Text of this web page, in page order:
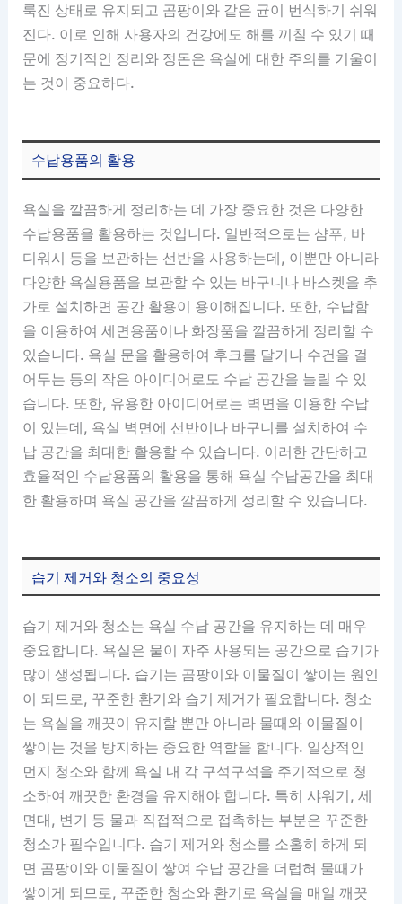
룩진 상태로 유지되고 곰팡이와 같은 균이 번식하기 쉬워
진다. 이로 인해 사용자의 건강에도 해를 끼칠 수 있기 때
문에 정기적인 정리와 정돈은 욕실에 대한 주의를 기울이
는 것이 중요하다.
수납용품의 활용
욕실을 깔끔하게 정리하는 데 가장 중요한 것은 다양한
수납용품을 활용하는 것입니다. 일반적으로는 샴푸, 바
디워시 등을 보관하는 선반을 사용하는데, 이뿐만 아니라
다양한 욕실용품을 보관할 수 있는 바구니나 바스켓을 추
가로 설치하면 공간 활용이 용이해집니다. 또한, 수납함
을 이용하여 세면용품이나 화장품을 깔끔하게 정리할 수
있습니다. 욕실 문을 활용하여 후크를 달거나 수건을 걸
어두는 등의 작은 아이디어로도 수납 공간을 늘릴 수 있
습니다. 또한, 유용한 아이디어로는 벽면을 이용한 수납
이 있는데, 욕실 벽면에 선반이나 바구니를 설치하여 수
납 공간을 최대한 활용할 수 있습니다. 이러한 간단하고
효율적인 수납용품의 활용을 통해 욕실 수납공간을 최대
한 활용하며 욕실 공간을 깔끔하게 정리할 수 있습니다.
습기 제거와 청소의 중요성
습기 제거와 청소는 욕실 수납 공간을 유지하는 데 매우
중요합니다. 욕실은 물이 자주 사용되는 공간으로 습기가
많이 생성됩니다. 습기는 곰팡이와 이물질이 쌓이는 원인
이 되므로, 꾸준한 환기와 습기 제거가 필요합니다. 청소
는 욕실을 깨끗이 유지할 뿐만 아니라 물때와 이물질이
쌓이는 것을 방지하는 중요한 역할을 합니다. 일상적인
먼지 청소와 함께 욕실 내 각 구석구석을 주기적으로 청
소하여 깨끗한 환경을 유지해야 합니다. 특히 샤워기, 세
면대, 변기 등 물과 직접적으로 접촉하는 부분은 꾸준한
청소가 필수입니다. 습기 제거와 청소를 소홀히 하게 되
면 곰팡이와 이물질이 쌓여 수납 공간을 더럽혀 물때가
쌓이게 되므로, 꾸준한 청소와 환기로 욕실을 매일 깨끗